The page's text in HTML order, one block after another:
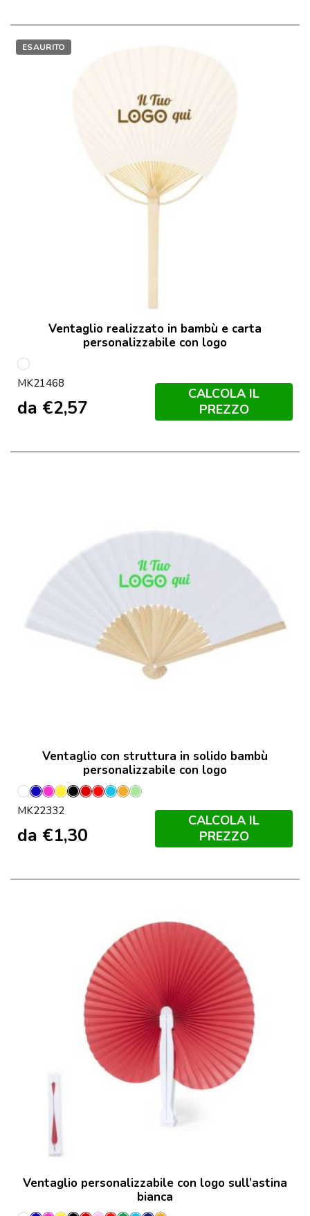
ESAURITO
Ventaglio realizzato in bambù e carta
personalizzabile con logo
Bianco
MK21468
da €2,57
CALCOLA IL
PREZZO
Ventaglio con struttura in solido bambù
personalizzabile con logo
Bianco
BluFucsia
Giallo
NeroPorpora
Rosso
Azzurro
Orange
Verde
Claro
MK22332
da €1,30
CALCOLA IL
PREZZO
Ventaglio personalizzabile con logo sull’astina
bianca